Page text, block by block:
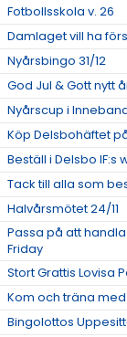
Fotbollsskola v. 26
Damlaget vill ha
Nyårsbingo 31/12
God Jul & Gott nytt
Nyårscup i
Köp Delsbohäftet
Beställ i Delsbo IF:s
Tack till alla som
Halvårsmötet 24/11
Passa på att
Friday
Stort Grattis Lovisa
Kom och träna med
Bingolottos